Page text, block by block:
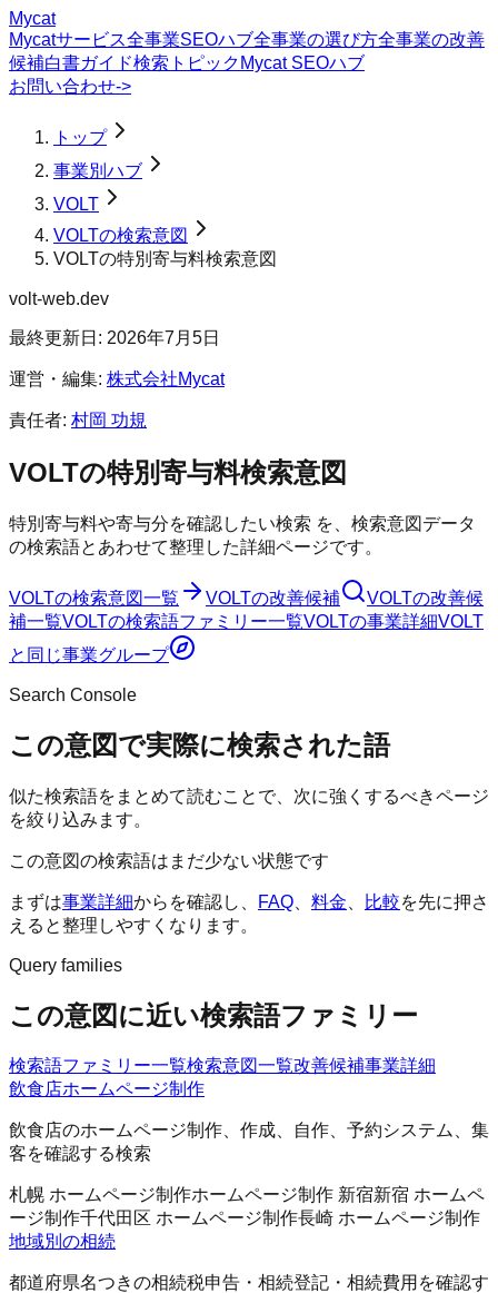
Mycat
Mycatサービス全事業SEOハブ全事業の選び方全事業の改善
候補白書ガイド検索トピック Mycat SEOハブ
お問い合わせ->
トップ
事業別ハブ
VOLT
VOLTの検索意図
VOLTの特別寄与料検索意図
volt-web.dev
最終更新日: 2026年7月5日
運営・編集: 株式会社Mycat
責任者: 村岡 功規
VOLTの特別寄与料検索意図
特別寄与料や寄与分を確認したい検索 を、検索意図データ
の検索語とあわせて整理した詳細ページです。
VOLTの検索意図一覧 VOLTの改善候補 VOLTの改善候
補一覧VOLTの検索語ファミリー一覧VOLTの事業詳細VOLT
と同じ事業グループ
Search Console
この意図で実際に検索された語
似た検索語をまとめて読むことで、次に強くするべきページ
を絞り込みます。
この意図の検索語はまだ少ない状態です
まずは事業詳細からを確認し、 FAQ 料金 比較を先に押さ
えると整理しやすくなります。
Query families
この意図に近い検索語ファミリー
検索語ファミリー一覧検索意図一覧改善候補事業詳細
飲食店ホームページ制作
飲食店のホームページ制作、作成、自作、予約システム、集
客を確認する検索
札幌 ホームページ制作ホームページ制作 新宿新宿 ホームペ
ージ制作千代田区 ホームページ制作長崎 ホームページ制作
地域別の相続
都道府県名つきの相続税申告・相続登記・相続費用を確認す